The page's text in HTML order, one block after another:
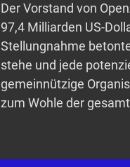
Der Vorstand von
97,4 Milliarden US-
Stellungnahme
stehe und jede
gemeinnützige
zum Wohle der